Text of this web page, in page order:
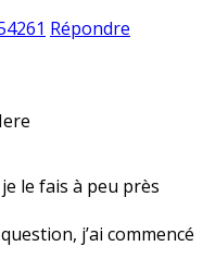
Répondre
le fais à peu près
j’ai commencé